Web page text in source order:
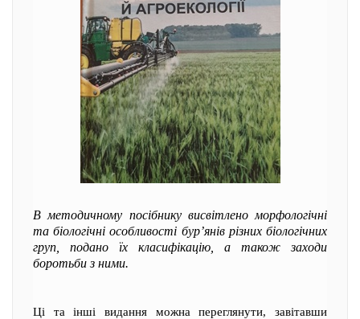
В методичному посібнику висвітлено морфологічні
та біологічні особливості бур’янів різних біологічних
груп, подано їх класифікацію, а також заходи
боротьби з ними.
Ці та інші видання можна переглянути, завітавши